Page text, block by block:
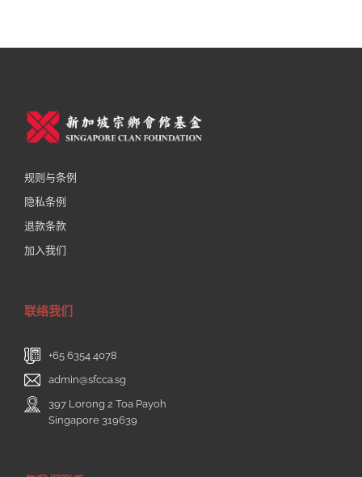
规则与条例
隐私条例
退款条款
加入我们
联络我们
+65 6354 4078
admin@sfcca.sg
397 Lorong 2 Toa Payoh
Singapore 319639